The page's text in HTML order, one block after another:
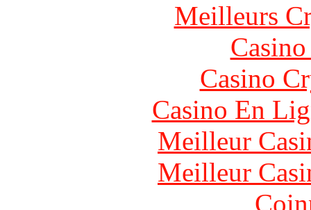
Meilleurs
Casino
Casino En
Meilleur
Meilleur